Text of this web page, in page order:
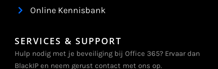
Online Kennisbank
SERVICES & SUPPORT
Hulp nodig met je beveiliging bij Office 365? Ervaar dan
BlackIP en neem gerust contact met ons op.